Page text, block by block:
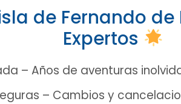
de Fernando
Expertos
– Años de aventuras
– Cambios y